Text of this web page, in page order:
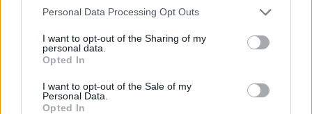
Please note that this website/app uses one or more Google
not limited to your visit or usage behaviour. You may click to
grant or deny consent to Google and its third-party tags to
use your data for below specified purposes in below Google
consent section.
Personal Data Processing Opt Outs
I want to opt-out of the Sharing of my
personal data.
Opted In
I want to opt-out of the Sale of my
Personal Data.
Opted In
alkalommal bukták el az egyéni, illetve a konstruktőri
világbajnoki címet.
2002-ben általános projektvezető lett, majd a következő
idényben már az RC211V projektjét irányította, amely
Valentino Rossi sikerét hozta. 2004 és 2007 között a